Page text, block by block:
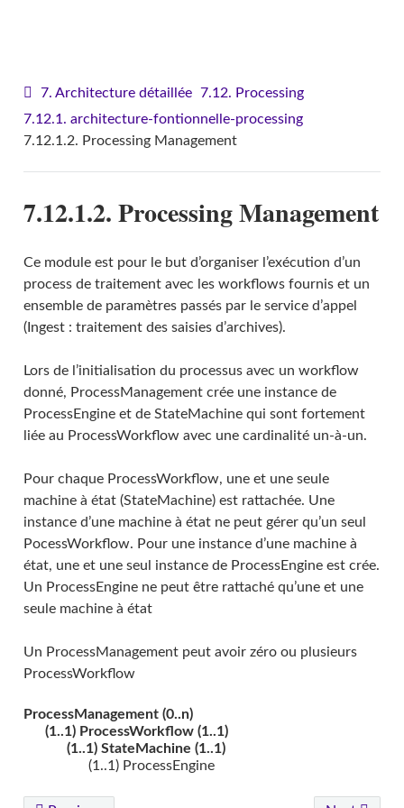
7. Architecture détaillée 7.12. Processing
7.12.1. architecture-fontionnelle-processing
7.12.1.2. Processing Management
7.12.1.2. Processing Management
Ce module est pour le but d’organiser l’exécution d’un
process de traitement avec les workflows fournis et un
ensemble de paramètres passés par le service d’appel
(Ingest : traitement des saisies d’archives).
Lors de l’initialisation du processus avec un workflow
donné, ProcessManagement crée une instance de
ProcessEngine et de StateMachine qui sont fortement
liée au ProcessWorkflow avec une cardinalité un-à-un.
Pour chaque ProcessWorkflow, une et une seule
machine à état (StateMachine) est rattachée. Une
instance d’une machine à état ne peut gérer qu’un seul
PocessWorkflow. Pour une instance d’une machine à
état, une et une seul instance de ProcessEngine est crée.
Un ProcessEngine ne peut être rattaché qu’une et une
seule machine à état
Un ProcessManagement peut avoir zéro ou plusieurs
ProcessWorkflow
ProcessManagement (0..n)
(1..1) ProcessWorkflow (1..1)
(1..1) StateMachine (1..1)
(1..1) ProcessEngine